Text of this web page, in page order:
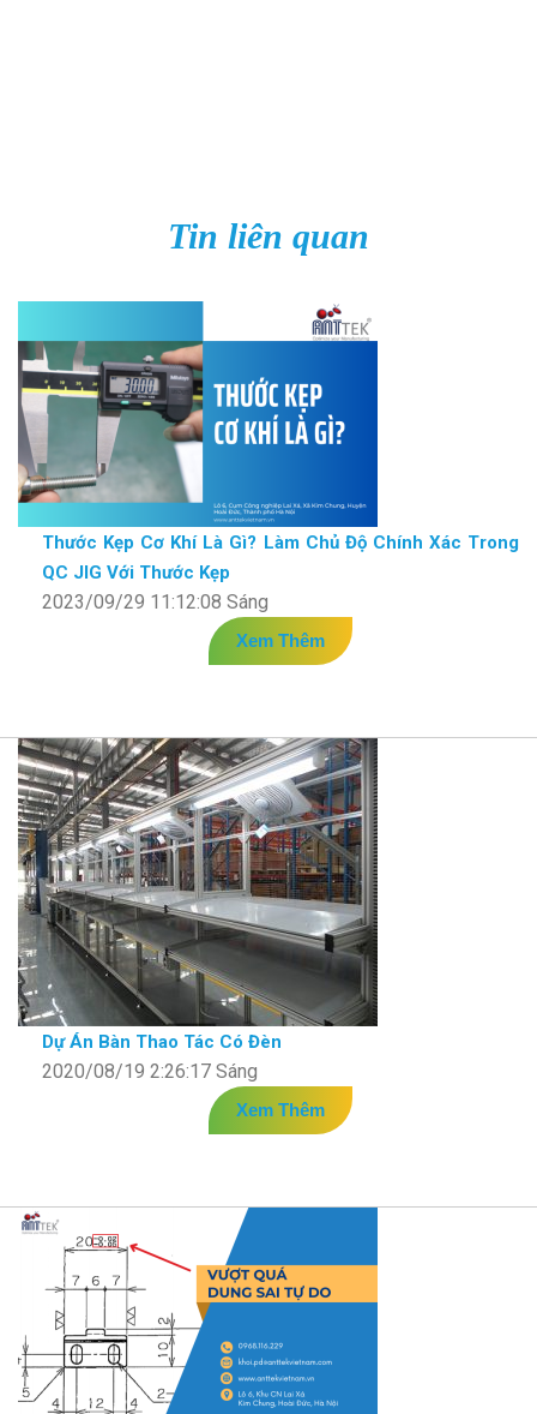
Tin liên quan
Thước Kẹp Cơ Khí Là Gì? Làm Chủ Độ Chính Xác Trong
QC JIG Với Thước Kẹp
2023/09/29 11:12:08 Sáng
Xem Thêm
Dự Án Bàn Thao Tác Có Đèn
2020/08/19 2:26:17 Sáng
Xem Thêm